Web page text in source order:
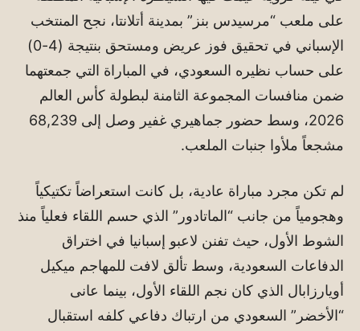
على ملعب “مرسيدس بنز” بمدينة أتلانتا، نجح المنتخب
الإسباني في تحقيق فوز عريض ومستحق بنتيجة (4-0)
على حساب نظيره السعودي، في المباراة التي جمعتهما
ضمن منافسات المجموعة الثامنة لبطولة كأس العالم
2026، وسط حضور جماهيري غفير وصل إلى 68,239
مشجعاً ملأوا جنبات الملعب.
لم تكن مجرد مباراة عادية، بل كانت استعراضاً تكتيكياً
وهجومياً من جانب “الماتادور” الذي حسم اللقاء فعلياً منذ
الشوط الأول، حيث تفنن لاعبو إسبانيا في اختراق
الدفاعات السعودية، وسط تألق لافت للمهاجم ميكيل
أويارزابال الذي كان نجم اللقاء الأول، بينما عانى
“الأخضر” السعودي من ارتباك دفاعي كلفه استقبال